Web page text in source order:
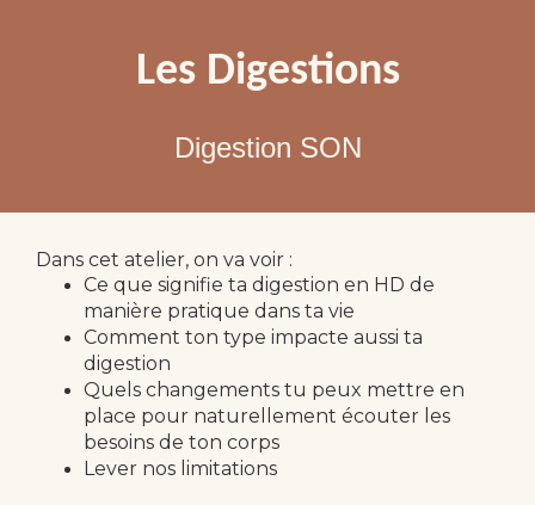
Les Digestions
Digestion SON
Dans cet atelier, on va voir :
Ce que signifie ta digestion en HD de
manière pratique dans ta vie
Comment ton type impacte aussi ta
digestion
Quels changements tu peux mettre en
place pour naturellement écouter les
besoins de ton corps
Lever nos limitations